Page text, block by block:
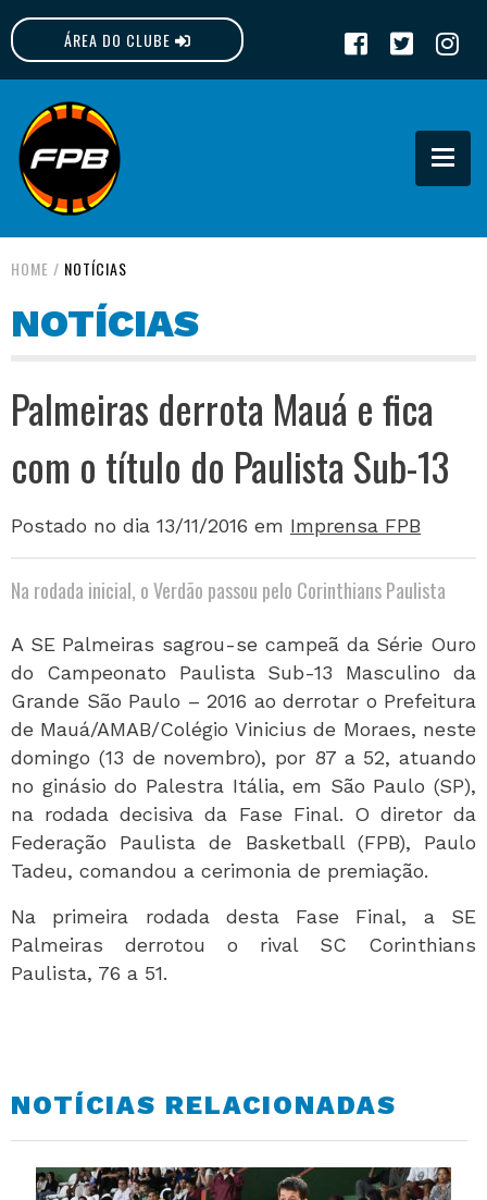
ÁREA DO CLUBE
FPB
HOME / NOTÍCIAS
NOTÍCIAS
Palmeiras derrota Mauá e fica
com o título do Paulista Sub-13
Postado no dia 13/11/2016 em Imprensa FPB
Na rodada inicial, o Verdão passou pelo Corinthians Paulista
A SE Palmeiras sagrou-se campeã da Série Ouro
do Campeonato Paulista Sub-13 Masculino da
Grande São Paulo – 2016 ao derrotar o Prefeitura
de Mauá/AMAB/Colégio Vinicius de Moraes, neste
domingo (13 de novembro), por 87 a 52, atuando
no ginásio do Palestra Itália, em São Paulo (SP),
na rodada decisiva da Fase Final. O diretor da
Federação Paulista de Basketball (FPB), Paulo
Tadeu, comandou a cerimonia de premiação.
Na primeira rodada desta Fase Final, a SE
Palmeiras derrotou o rival SC Corinthians
Paulista, 76 a 51.
NOTÍCIAS RELACIONADAS